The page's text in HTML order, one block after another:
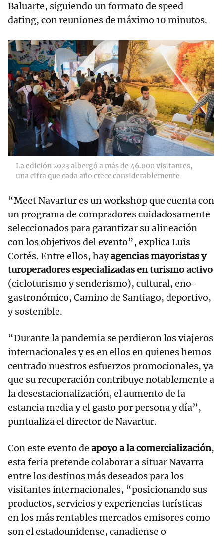
Baluarte, siguiendo un formato de speed
dating, con reuniones de máximo 10 minutos.
La edición 2023 albergó a más de 46.000 visitantes,
una cifra que cada año crece considerablemente
“Meet Navartur es un workshop que cuenta con
un programa de compradores cuidadosamente
seleccionados para garantizar su alineación
con los objetivos del evento”, explica Luis
Cortés. Entre ellos, hayagencias mayoristas y
turoperadores especializadas en turismo activo
(cicloturismo y senderismo), cultural, eno-
gastronómico, Camino de Santiago, deportivo,
y sostenible.
“Durante la pandemia se perdieron los viajeros
internacionales y es en ellos en quienes hemos
centrado nuestros esfuerzos promocionales, ya
que su recuperación contribuye notablemente a
la desestacionalización, el aumento de la
estancia media y el gasto por persona y día”,
puntualiza el director de Navartur.
Con este evento de apoyo a la comercialización,
esta feria pretende colaborar a situar Navarra
entre los destinos más deseados para los
visitantes internacionales, “posicionando sus
productos, servicios y experiencias turísticas
en los más rentables mercados emisores como
son el estadounidense, canadiense o